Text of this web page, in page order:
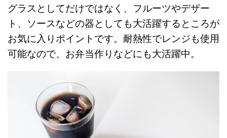
グラスとしてだけではなく、フルーツやデザー
ト、ソースなどの器としても大活躍するところが
お気に入りポイントです。耐熱性でレンジも使用
可能なので、お弁当作りなどにも大活躍中。